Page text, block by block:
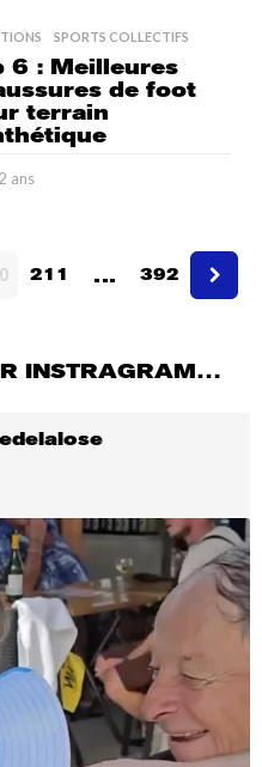
a
2
a
n
s
,SPORTS COLLECTIFS
6 : Meilleures
de foot
terrain
ans
2
211 … 392
INSTRAGRAM…